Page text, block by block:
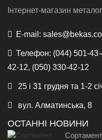
Інтернет-магазин
E-mail:
Телефон: (044) 501-
42-12, (050) 330-42-12
25 і 31 грудня та 1-2
вул. Алматинська, 8
ОСТАННІ НОВИНИ